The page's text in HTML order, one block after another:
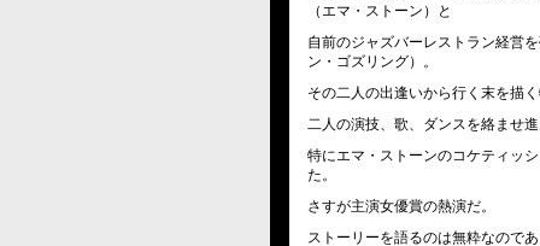
（エマ・ストーン）と
自前のジャズバーレストラン経営
ン・ゴズリング）。
その二人の出逢いから行く末を描
二人の演技、歌、ダンスを絡ませ
特にエマ・ストーンのコケティッ
た。
さすが主演女優賞の熱演だ。
ストーリーを語るのは無粋なので